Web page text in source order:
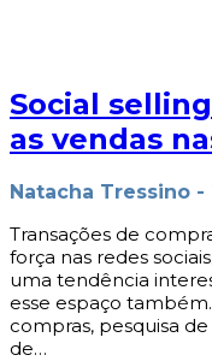
Social
as vendas
Natacha Tressino -
Transações de
força nas redes
uma tendência
esse espaço
compras, pesquisa
de…